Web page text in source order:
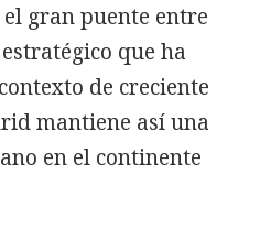
gran puente entre
que ha
de creciente
mantiene así una
en el continente